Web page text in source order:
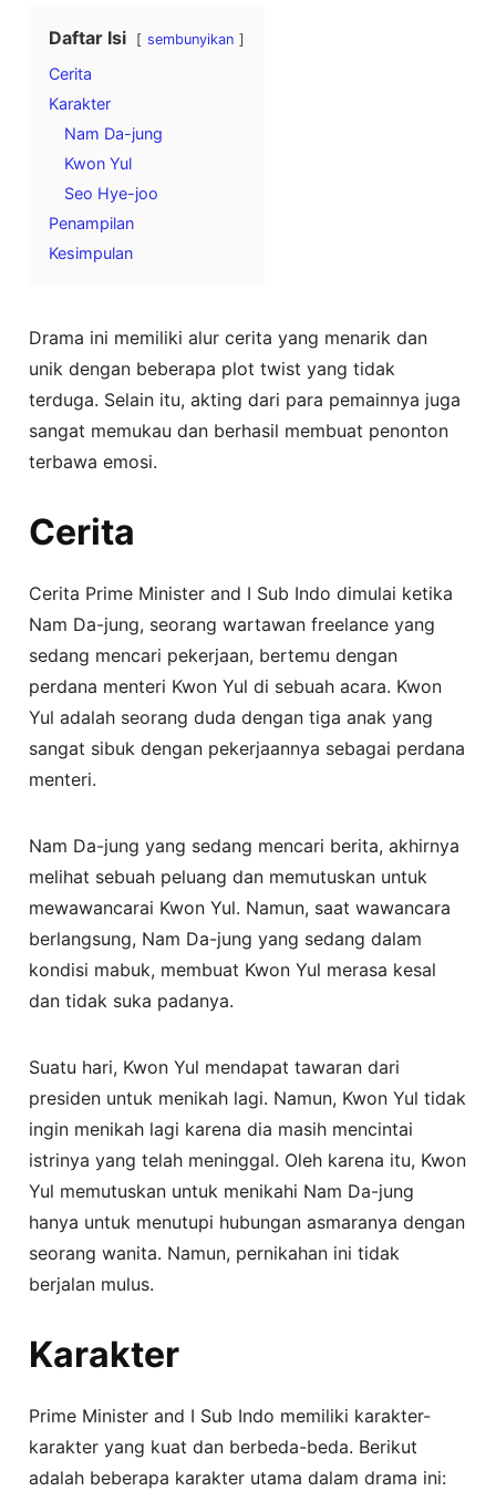
Daftar Isi sembunyikan
Cerita
Karakter
Nam Da-jung
Kwon Yul
Seo Hye-joo
Penampilan
Kesimpulan
Drama ini memiliki alur cerita yang menarik dan
unik dengan beberapa plot twist yang tidak
terduga. Selain itu, akting dari para pemainnya juga
sangat memukau dan berhasil membuat penonton
terbawa emosi.
Cerita
Cerita Prime Minister and I Sub Indo dimulai ketika
Nam Da-jung, seorang wartawan freelance yang
sedang mencari pekerjaan, bertemu dengan
perdana menteri Kwon Yul di sebuah acara. Kwon
Yul adalah seorang duda dengan tiga anak yang
sangat sibuk dengan pekerjaannya sebagai perdana
menteri.
Nam Da-jung yang sedang mencari berita, akhirnya
melihat sebuah peluang dan memutuskan untuk
mewawancarai Kwon Yul. Namun, saat wawancara
berlangsung, Nam Da-jung yang sedang dalam
kondisi mabuk, membuat Kwon Yul merasa kesal
dan tidak suka padanya.
Suatu hari, Kwon Yul mendapat tawaran dari
presiden untuk menikah lagi. Namun, Kwon Yul tidak
ingin menikah lagi karena dia masih mencintai
istrinya yang telah meninggal. Oleh karena itu, Kwon
Yul memutuskan untuk menikahi Nam Da-jung
hanya untuk menutupi hubungan asmaranya dengan
seorang wanita. Namun, pernikahan ini tidak
berjalan mulus.
Karakter
Prime Minister and I Sub Indo memiliki karakter-
karakter yang kuat dan berbeda-beda. Berikut
adalah beberapa karakter utama dalam drama ini: